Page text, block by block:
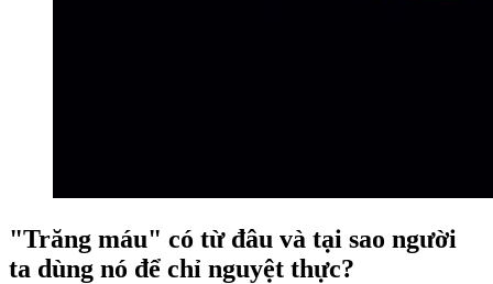
"Trăng máu" có từ đâu và tại sao người
ta dùng nó để chỉ nguyệt thực?